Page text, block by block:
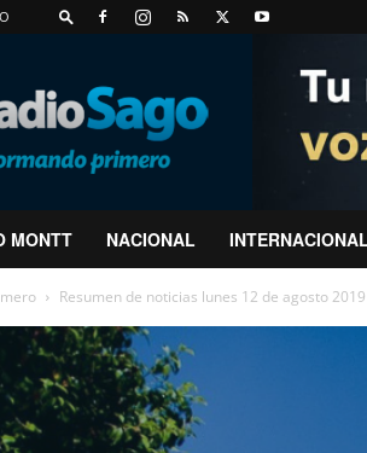
MONTT NACIONAL
Resumen de noticias lunes 12 de agosto